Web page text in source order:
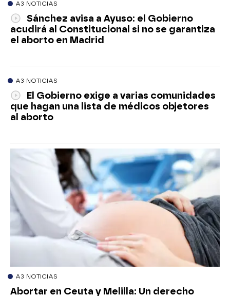
A3 NOTICIAS
Sánchez avisa a Ayuso: el Gobierno
acudirá al Constitucional si no se garantiza
el aborto en Madrid
A3 NOTICIAS
El Gobierno exige a varias comunidades
que hagan una lista de médicos objetores
al aborto
A3 NOTICIAS
Abortar en Ceuta y Melilla: Un derecho